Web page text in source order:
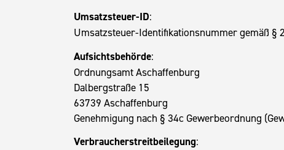
Umsatzsteuer-ID:
Umsatzsteuer-Identifikationsnummer gemäß §
Aufsichtsbehörde:
Ordnungsamt Aschaffenburg
Dalbergstraße 15
63739 Aschaffenburg
Genehmigung nach § 34c Gewerbeordnung
Verbraucherstreitbeilegung: